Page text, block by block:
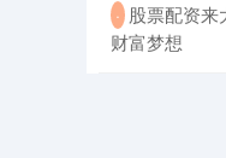
· 股票配资
财富梦想